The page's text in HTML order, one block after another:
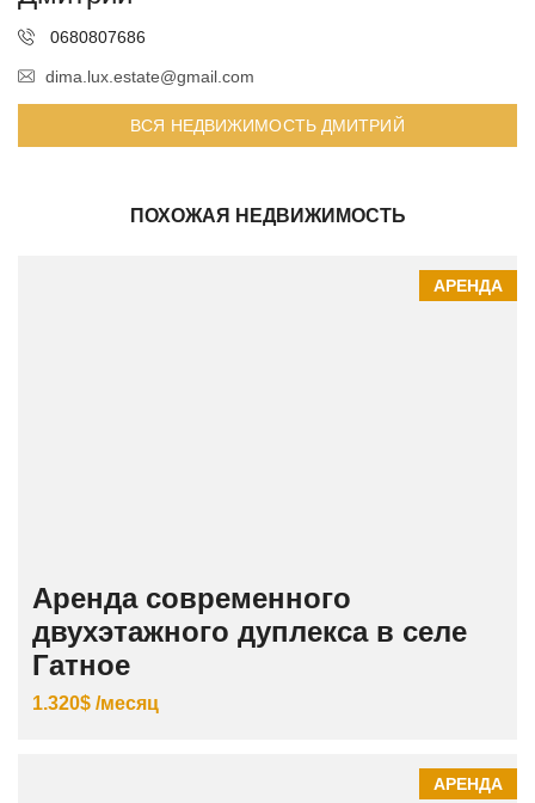
0680807686
dima.lux.estate@gmail.com
ВСЯ НЕДВИЖИМОСТЬ ДМИТРИЙ
ПОХОЖАЯ НЕДВИЖИМОСТЬ
АРЕНДА
Аренда современного
двухэтажного дуплекса в селе
Гатное
1.320$ /месяц
АРЕНДА